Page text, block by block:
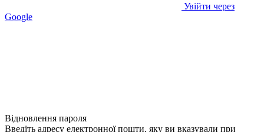
Увійти через
Google
Відновлення пароля
Введіть адресу електронної пошти, яку ви вказували при